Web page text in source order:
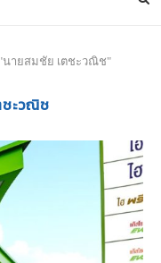
"นายสมชัย เตชะวณิช"
ะวณิช